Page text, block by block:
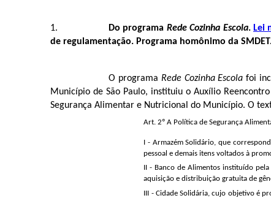
Do programa Rede Cozinha Escola. Lei
de regulamentação. Programa homônimo da
O programa Rede Cozinha Escolafoi
Município de São Paulo, instituiu o Auxílio
Segurança Alimentar e Nutricional do Município. O
Art. 2º A Política de Segurança
I - Armazém Solidário, que
pessoal e demais itens voltados à
II - Banco de Alimentos instituído pela
aquisição e distribuição gratuita de
III - Cidade Solidária, cujo objetivo é